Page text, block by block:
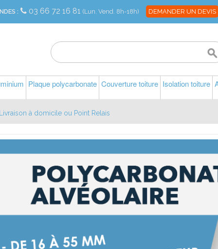
: 03 66 72 16 81 (Lun. Vend. 8h-18h) DEMANDER UN DEVIS
Plaque polycarbonate Couverture toiture Isolation toiture
Livraison à domicile ou Point Relais